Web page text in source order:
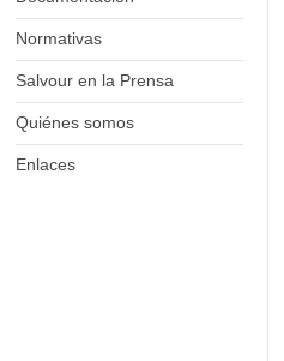
Normativas
Salvour en la Prensa
Quiénes somos
Enlaces